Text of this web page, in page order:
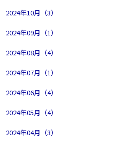
2024年10月（3）
2024年09月（1）
2024年08月（4）
2024年07月（1）
2024年06月（4）
2024年05月（4）
2024年04月（3）